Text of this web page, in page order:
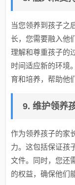
当您领养到孩子之
长，您需要融入他
理解和尊重孩子的
时间适应新的环境
育和培养，帮助他
9. 维护领养
作为领养孩子的家
力。这包括保证孩
文件。同时，您还
的权益，确保他们